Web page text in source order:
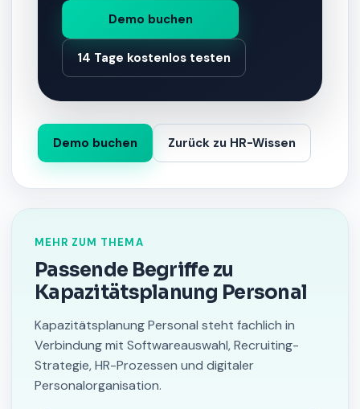
Demo buchen
14 Tage kostenlos testen
Demo buchen Zurück zu HR-Wissen
MEHR ZUM THEMA
Passende Begriffe zu
Kapazitätsplanung Personal
Kapazitätsplanung Personal steht fachlich in
Verbindung mit Softwareauswahl, Recruiting-
Strategie, HR-Prozessen und digitaler
Personalorganisation.